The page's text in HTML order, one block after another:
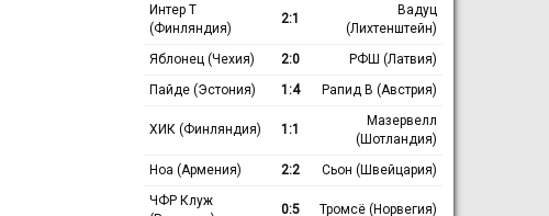
Интер Т
(Финляндия)
2:1
Вадуц
(Лихтенштейн)
Яблонец (Чехия)
2:0
РФШ (Латвия)
Пайде (Эстония)
1:4 Рапид В (Австрия)
ХИК (Финляндия) 1:1
Мазервелл
(Шотландия)
Ноа (Армения)
2:2
Сьон (Швейцария)
ЧФР Клуж
0:5 Тромсё (Норвегия)